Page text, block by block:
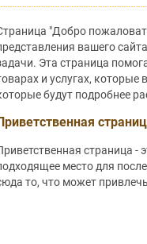
"Добро
вашего
Эта страница
и услугах,
будут подробнее
страница -
место для
то, что может